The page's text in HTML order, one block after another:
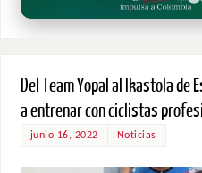
Del Team Yopal al Ikastola de
a entrenar con ciclistas
junio 16, 2022 Noticias